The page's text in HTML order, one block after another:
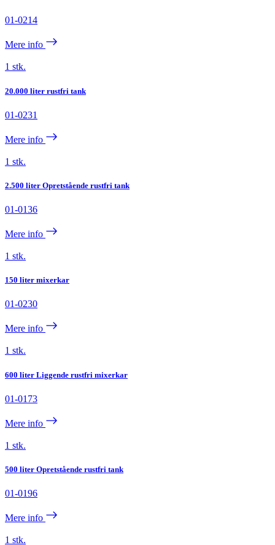
01-0214
Mere info
1 stk.
20.000 liter rustfri tank
01-0231
Mere info
1 stk.
2.500 liter Opretstående rustfri tank
01-0136
Mere info
1 stk.
150 liter mixerkar
01-0230
Mere info
1 stk.
600 liter Liggende rustfri mixerkar
01-0173
Mere info
1 stk.
500 liter Opretstående rustfri tank
01-0196
Mere info
1 stk.